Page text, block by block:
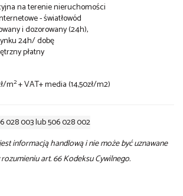
na terenie nieruchomości
- światłowód
i dozorowany (24h),
24h/ dobę
płatny
m2+ VAT+ media (14,50zł/m2)
028 003 lub 506 028 002
informacją handlową i nie może być uznawane
art. 66 Kodeksu Cywilnego.